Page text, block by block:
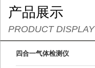
产品展示
PRODUCT DISPLAY
四合一气体检测仪